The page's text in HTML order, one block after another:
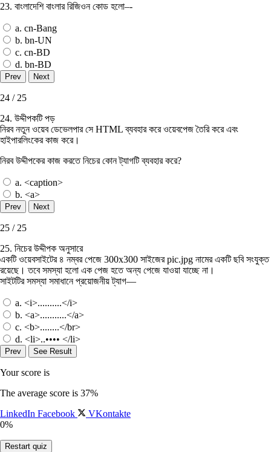
23. বাংলাদেশি বাংলার রিজিওন কোড হলো–-
a. cn-Bang
b. bn-UN
c. cn-BD
d. bn-BD
24 / 25
24. উদ্দীপকটি পড়
নিরব নতুন ওয়েব ডেভেলপার সে HTML ব্যবহার করে ওয়েবপেজ তৈরি করে এবং
হাইপারলিংকের কাজ করে।
নিরব উদ্দীপকের কাজ করতে নিচের কোন ট্যাগটি ব্যবহার করে?
a. <caption>
b. <a>
25 / 25
25. নিচের উদ্দীপক অনুসারে
একটি ওয়েবসাইটের ৪ নম্বর পেজে 300x300 সাইজের pic.jpg নামের একটি ছবি সংযুক্ত
রয়েছে। তবে সমস্যা হলাে এক পেজ হতে অন্য পেজে যাওয়া যাচ্ছে না।
সাইটটির সমস্যা সমাধানে প্রয়ােজনীয় ট্যাগ—
a. <i>..........</i>
b. <a>...........</a>
c. <b>........</br>
d. <li>..•••• </li>
Your score is
The average score is 37%
LinkedIn Facebook
VKontakte
0%
Restart quiz